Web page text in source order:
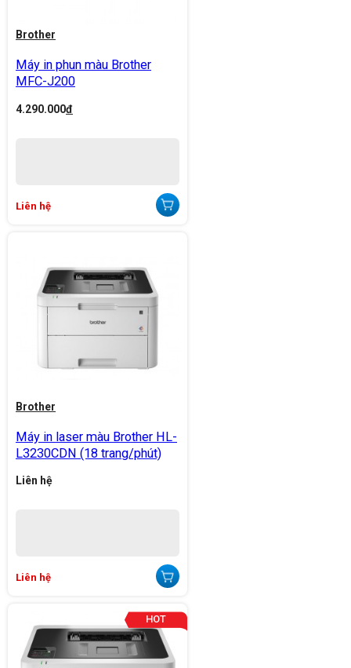
Brother
Máy in phun màu Brother
MFC-J200
4.290.000đ
Liên hệ
Brother
Máy in laser màu Brother HL-
L3230CDN (18 trang/phút)
Liên hệ
Liên hệ